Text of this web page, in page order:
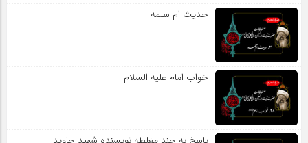
حدیث ام سلمه
خواب امام علیه السلام